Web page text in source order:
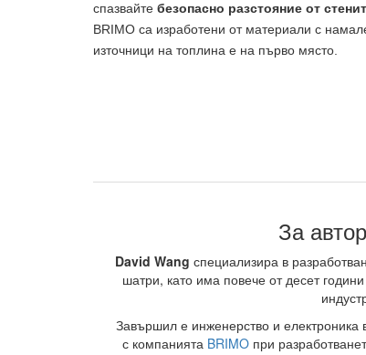
спазвайте безопасно разстояние от
BRIMO са изработени от материали с
източници на топлина е на първо място.
За
David Wang специализира в
шатри, като има повече от десет
Завършил е инженерство и електроника
с компанията BRIMOпри